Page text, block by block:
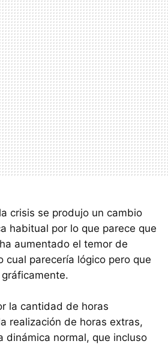
crisis se produjo un cambio
habitual por lo que parece que
aumentado el temor de
cual parecería lógico pero que
la cantidad de horas
realización de horas extras,
dinámica normal, que incluso